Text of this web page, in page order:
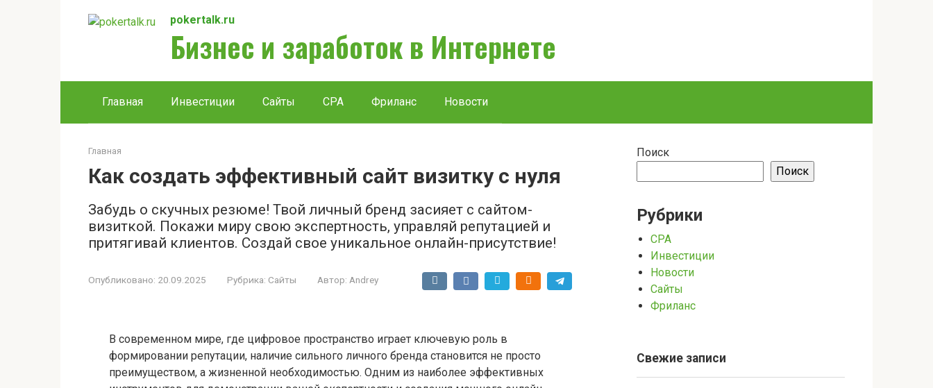
pokertalk.ru
Бизнес и заработок в Интернете
Главная Инвестиции Сайты CPA Фриланс Новости
Главная
Как создать эффективный сайт визитку с нуля
Забудь о скучных резюме! Твой личный бренд засияет с сайтом-
визиткой. Покажи миру свою экспертность, управляй репутацией и
притягивай клиентов. Создай свое уникальное онлайн-присутствие!
Опубликовано: 20.09.2025 Рубрика: Сайты Автор: Andrey
В современном мире, где цифровое пространство играет ключевую роль в
формировании репутации, наличие сильного личного бренда становится не просто
преимуществом, а жизненной необходимостью. Одним из наиболее эффективных
Поиск
Поиск
Рубрики
CPA
Инвестиции
Новости
Сайты
Фриланс
Свежие записи